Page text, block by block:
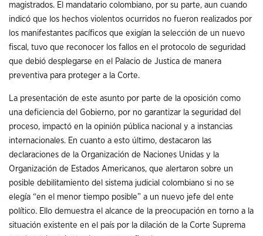
magistrados. El mandatario colombiano, por su parte, aun cuando
indicó que los hechos violentos ocurridos no fueron realizados por
los manifestantes pacíficos que exigían la selección de un nuevo
fiscal, tuvo que reconocer los fallos en el protocolo de seguridad
que debió desplegarse en el Palacio de Justica de manera
preventiva para proteger a la Corte.
La presentación de este asunto por parte de la oposición como
una deficiencia del Gobierno, por no garantizar la seguridad del
proceso, impactó en la opinión pública nacional y a instancias
internacionales. En cuanto a esto último, destacaron las
declaraciones de la Organización de Naciones Unidas y la
Organización de Estados Americanos, que alertaron sobre un
posible debilitamiento del sistema judicial colombiano si no se
elegía “en el menor tiempo posible” a un nuevo jefe del ente
político. Ello demuestra el alcance de la preocupación en torno a la
situación existente en el país por la dilación de la Corte Suprema